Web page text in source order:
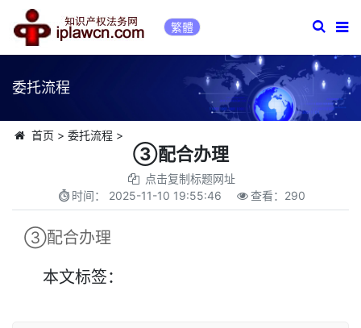
繁體
委托流程
首页 > 委托流程>
③配合办理
点击复制标题网址
时间： 2025-11-10 19:55:46 查看： 290
③配合办理
本文标签：